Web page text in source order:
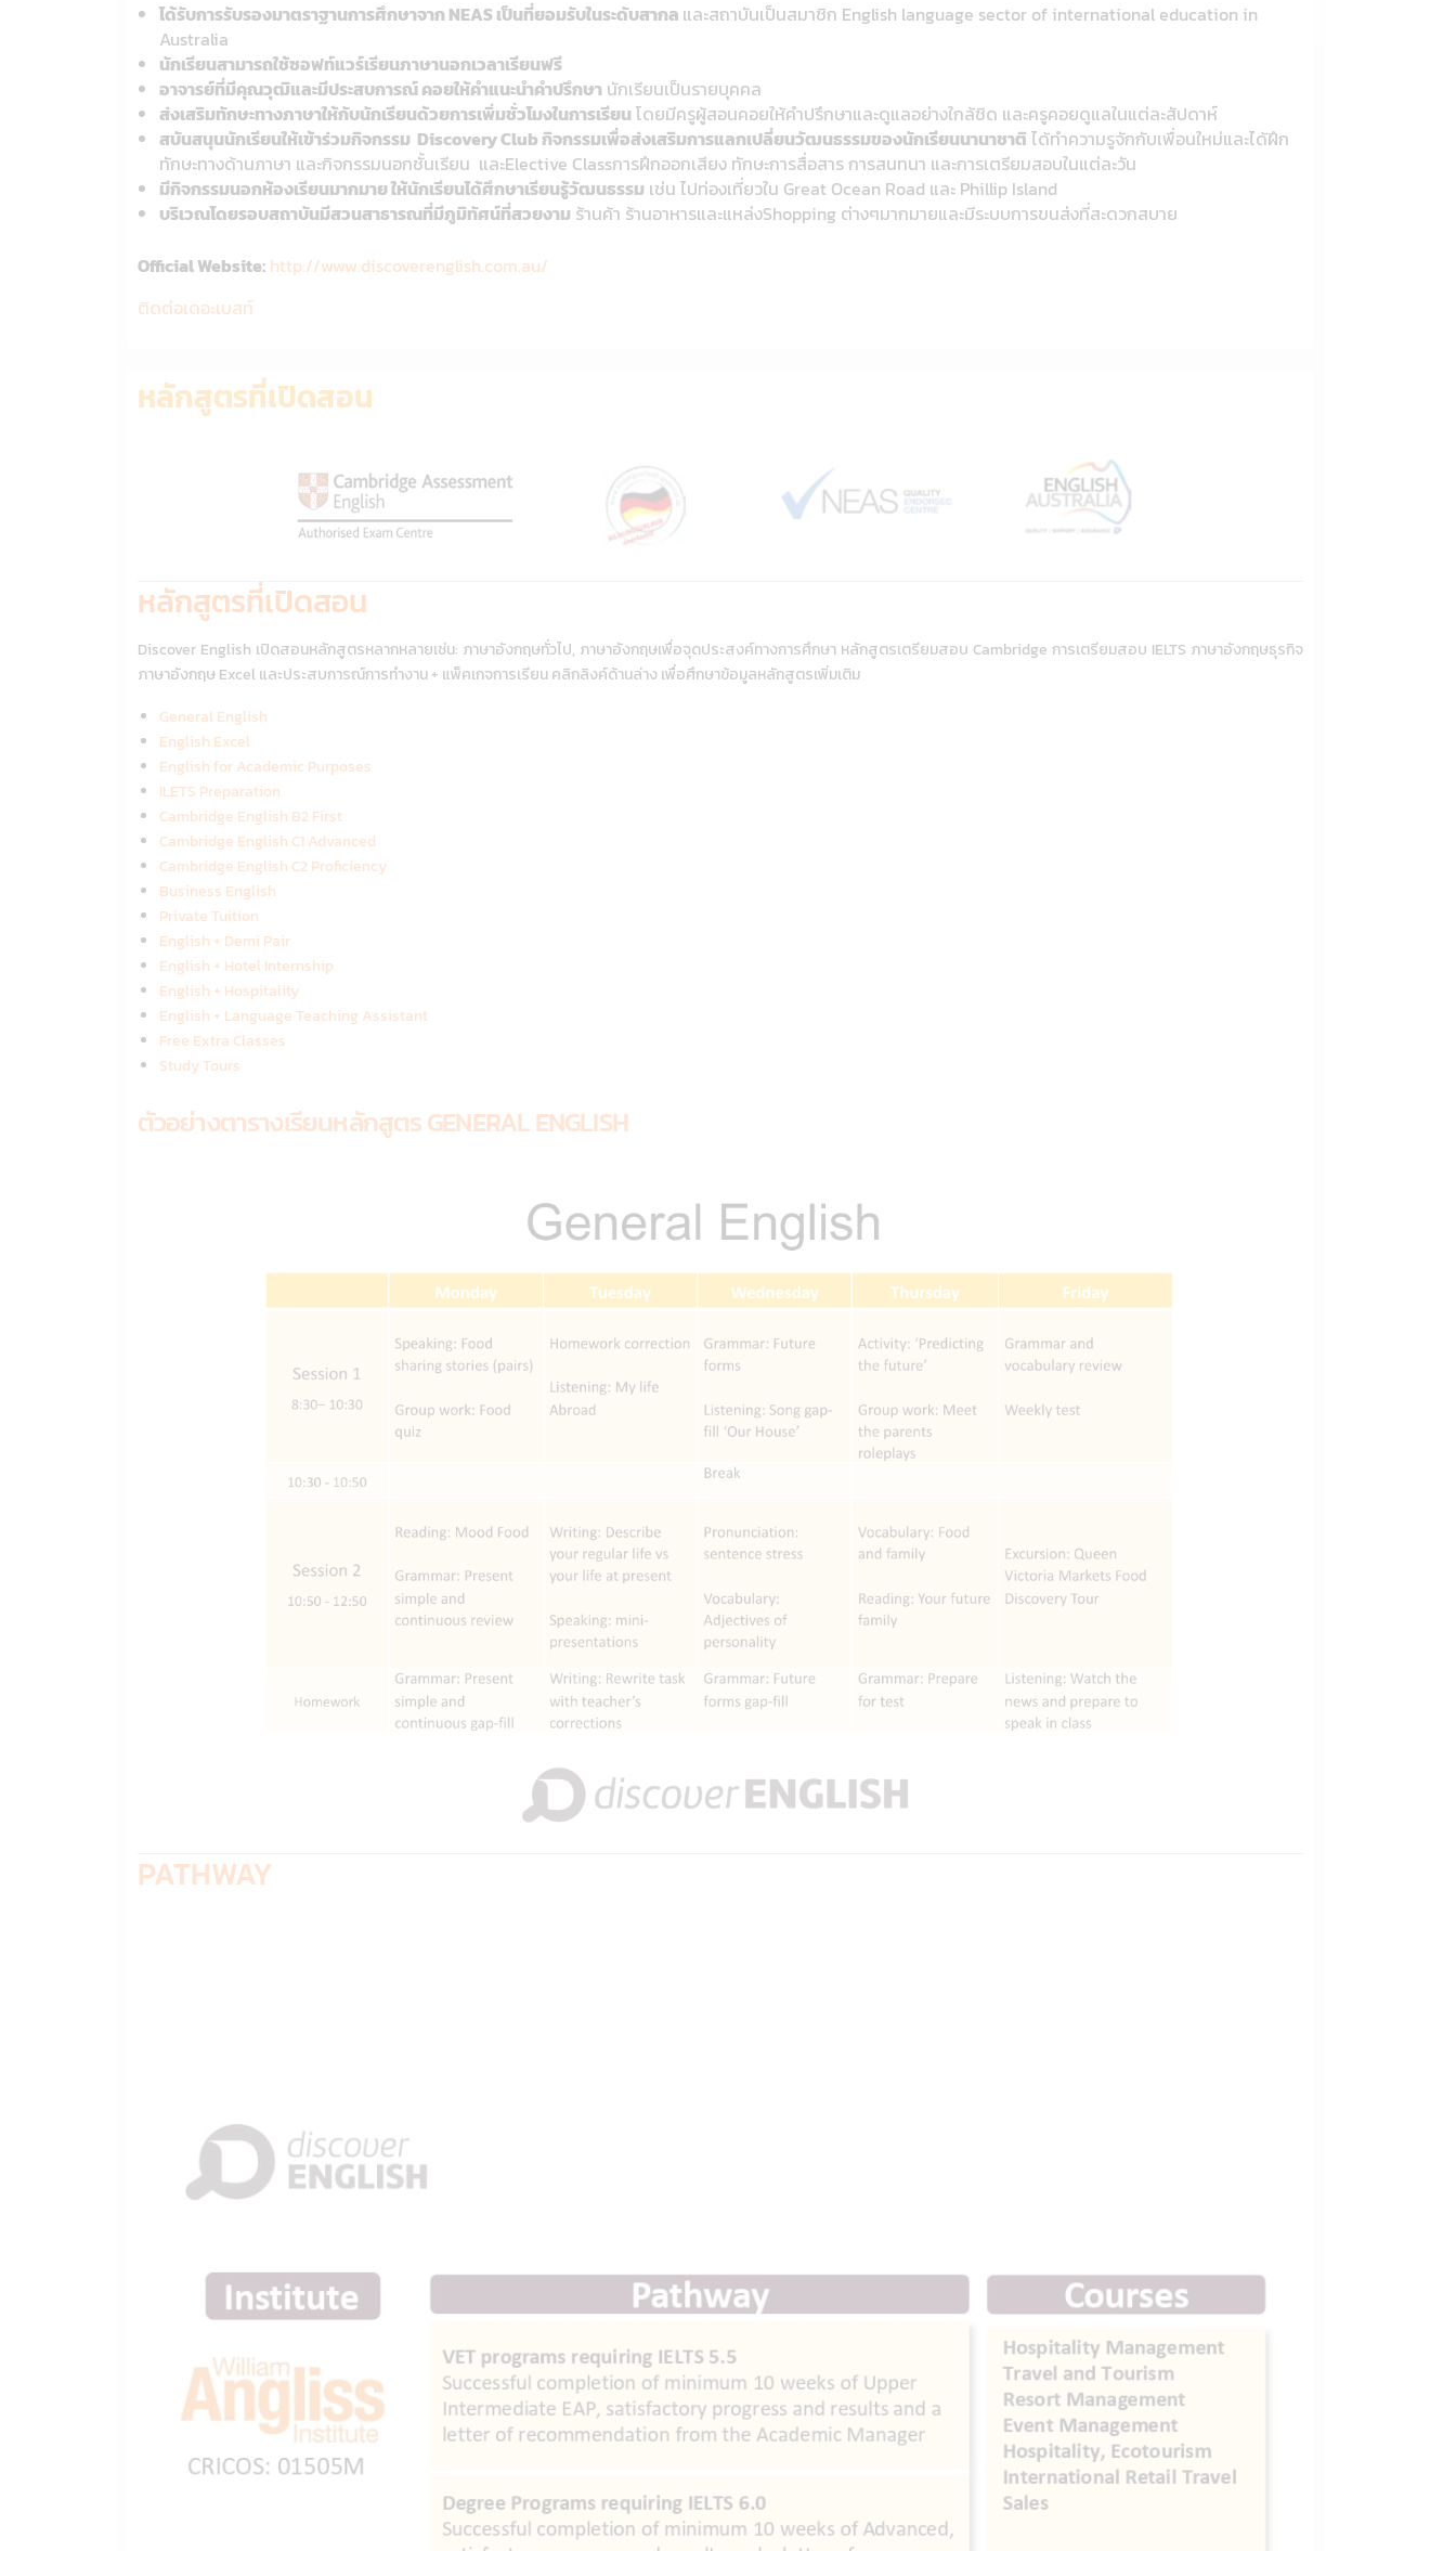
ได้รับการรับรองมาตราฐานการศึกษาจาก NEAS เป็นที่ยอมรับในระดับสากล และสถาบันเป็นสมาชิก English language sector of international education in
Australia
นักเรียนสามารถใช้ซอฟท์แวร์เรียนภาษานอกเวลาเรียนฟรี
อาจารย์ที่มีคุณวุฒิและมีประสบการณ์ คอยให้คำแนะนำคำปรึกษา นักเรียนเป็นรายบุคคล
ส่งเสริมทักษะทางภาษาให้กับนักเรียนด้วยการเพิ่มชั่วโมงในการเรียน โดยมีครูผู้สอนคอยให้คำปรึกษาและดูแลอย่างใกล้ชิด และครูคอยดูแลในแต่ละสัปดาห์
สบันสนุนนักเรียนให้เข้าร่วมกิจกรรม Discovery Club กิจกรรมเพื่อส่งเสริมการแลกเปลี่ยนวัฒนธรรมของนักเรียนนานาชาติ ได้ทำความรูจักกับเพื่อนใหม่และได้ฝึก
ทักษะทางด้านภาษา และกิจกรรมนอกชั้นเรียน และElective Classการฝึกออกเสียง ทักษะการสื่อสาร การสนทนา และการเตรียมสอบในแต่ละวัน
มีกิจกรรมนอกห้องเรียนมากมาย ให้นักเรียนได้ศึกษาเรียนรู้วัฒนธรรม เช่น ไปท่องเที่ยวใน Great Ocean Road และ Phillip Island
บริเวณโดยรอบสถาบันมีสวนสาธารณที่มีภูมิทัศน์ที่สวยงาม ร้านค้า ร้านอาหารและแหล่งShopping ต่างๆมากมายและมีระบบการขนส่งที่สะดวกสบาย
Official Website: http://www.discoverenglish.com.au/
ติดต่อเดอะเบสท์
หลักสูตรที่เปิดสอน
หลักสูตรที่เปิดสอน
Discover English เปิดสอนหลักสูตรหลากหลายเช่น: ภาษาอังกฤษทั่วไป, ภาษาอังกฤษเพื่อจุดประสงค์ทางการศึกษา หลักสูตรเตรียมสอบ Cambridge การเตรียมสอบ IELTS ภาษาอังกฤษธุรกิจ
ภาษาอังกฤษ Excel และประสบการณ์การทำงาน + แพ็คเกจการเรียน คลิกลิงค์ด้านล่าง เพื่อศึกษาข้อมูลหลักสูตรเพิ่มเติม
General English
English Excel
English for Academic Purposes
ILETS Preparation
Cambridge English B2 First
Cambridge English C1 Advanced
Cambridge English C2 Proficiency
Business English
Private Tuition
English + Demi Pair
English + Hotel Internship
English + Hospitality
English + Language Teaching Assistant
Free Extra Classes
Study Tours
ตัวอย่างตารางเรียนหลักสูตร GENERAL ENGLISH
PATHWAY